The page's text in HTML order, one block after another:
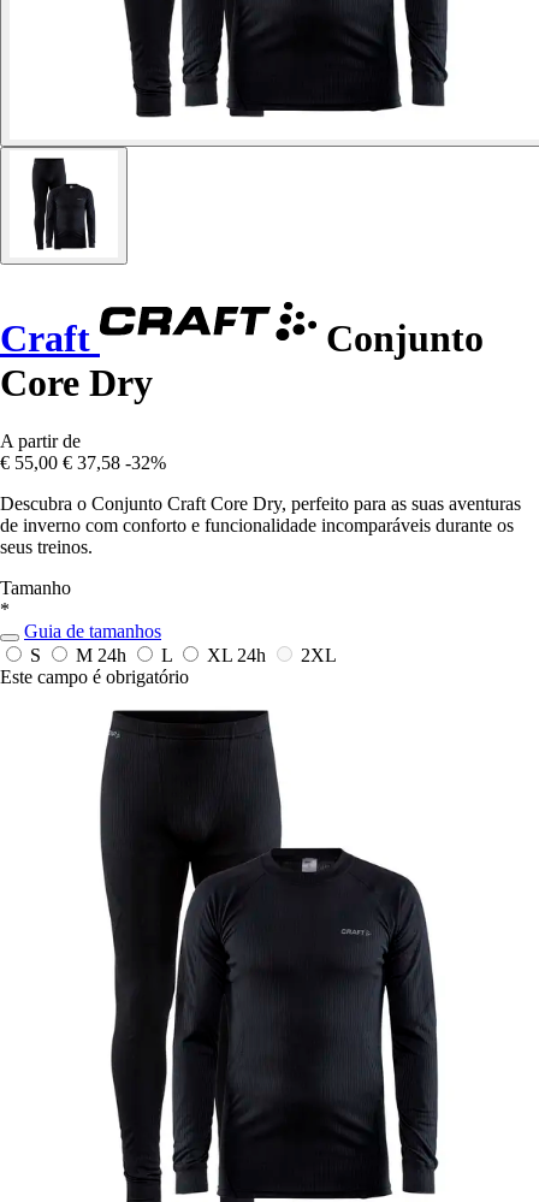
Craft
Conjunto
Core Dry
A partir de
€ 55,00 € 37,58 -32%
Descubra o Conjunto Craft Core Dry, perfeito para as suas aventuras
de inverno com conforto e funcionalidade incomparáveis durante os
seus treinos.
Tamanho
*
Guia de tamanhos
S
M 24h L XL 24h
2XL
Este campo é obrigatório